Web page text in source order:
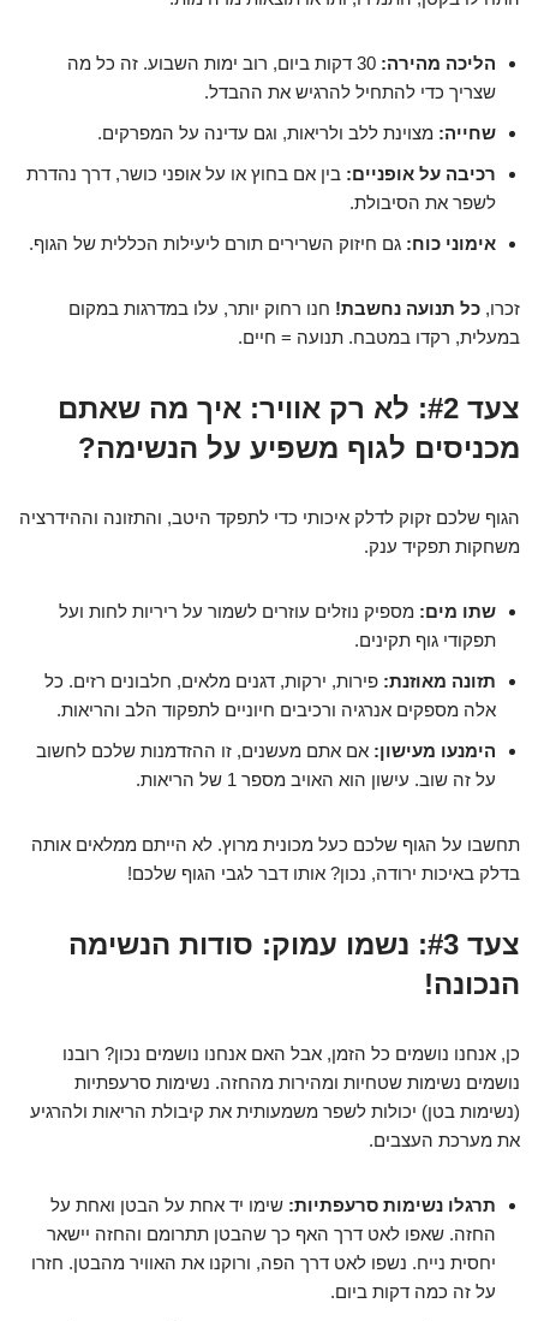
הליכה מהירה:
30 דקות ביום, רוב ימות השבוע. זה כל מה
שצריך כדי להתחיל להרגיש את ההבדל.
שחייה: מצוינת ללב ולריאות, וגם עדינה על המפרקים.
רכיבה על אופניים: בין אם בחוץ או על אופני כושר, דרך נהדרת
לשפר את הסיבולת.
אימוני כוח: גם חיזוק השרירים תורם ליעילות הכללית של הגוף.
זכרו, כל תנועה נחשבת! חנו רחוק יותר, עלו במדרגות במקום
במעלית, רקדו במטבח. תנועה = חיים.
צעד #2: לא רק אוויר: איך מה שאתם
מכניסים לגוף משפיע על הנשימה?
הגוף שלכם זקוק לדלק איכותי כדי לתפקד היטב, והתזונה וההידרציה
משחקות תפקיד ענק.
שתו מים: מספיק נוזלים עוזרים לשמור על ריריות לחות ועל
תפקודי גוף תקינים.
תזונה מאוזנת: פירות, ירקות, דגנים מלאים, חלבונים רזים. כל
אלה מספקים אנרגיה ורכיבים חיוניים לתפקוד הלב והריאות.
הימנעו מעישון: אם אתם מעשנים, זו ההזדמנות שלכם לחשוב
על זה שוב. עישון הוא האויב מספר 1 של הריאות.
תחשבו על הגוף שלכם כעל מכונית מרוץ. לא הייתם ממלאים אותה
בדלק באיכות ירודה, נכון? אותו דבר לגבי הגוף שלכם!
צעד #3: נשמו עמוק: סודות הנשימה
הנכונה!
כן, אנחנו נושמים כל הזמן, אבל האם אנחנו נושמים נכון? רובנו
נושמים נשימות שטחיות ומהירות מהחזה. נשימות סרעפתיות
(נשימות בטן) יכולות לשפר משמעותית את קיבולת הריאות ולהרגיע
את מערכת העצבים.
תרגלו נשימות סרעפתיות: שימו יד אחת על הבטן ואחת על
החזה. שאפו לאט דרך האף כך שהבטן תתרומם והחזה יישאר
יחסית נייח. נשפו לאט דרך הפה, ורוקנו את האוויר מהבטן. חזרו
על זה כמה דקות ביום.